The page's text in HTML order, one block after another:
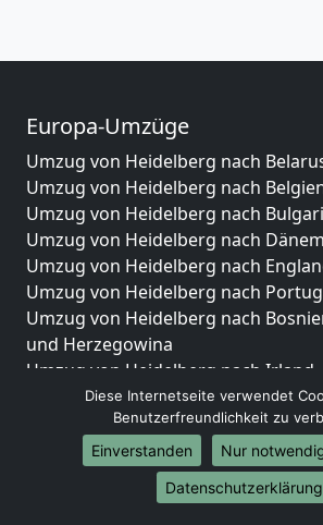
Europa-Umzüge
Umzug von Heidelberg nach
Umzug von Heidelberg nach
Umzug von Heidelberg nach
Umzug von Heidelberg nach
Umzug von Heidelberg nach
Umzug von Heidelberg nach
Umzug von Heidelberg nach
und Herzegowina
Umzug von Heidelberg nach Irland
Umzug von Heidelberg nach
Umzug von Heidelberg nach Zypern
Umzug von Heidelberg nach
Umzug von Heidelberg nach
Umzug von Heidelberg nach
Diese Internetseite verwendet
Benutzerfreundlichkeit zu
Einverstanden
Nur
Datenschutzerklärung